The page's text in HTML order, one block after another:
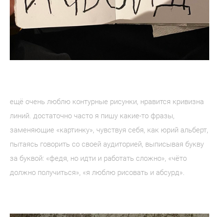
ещё очень люблю контурные рисунки, нравится кривизна
линий. достаточно часто я пишу какие-то фразы,
заменяющие «картинку», чувствуя себя, как юрий альберт,
пытаясь говорить со своей аудиторией, выписывая букву
за буквой: «федя, но идти и работать сложно», «чёто
должно получиться», «я люблю рисовать и абсурд».